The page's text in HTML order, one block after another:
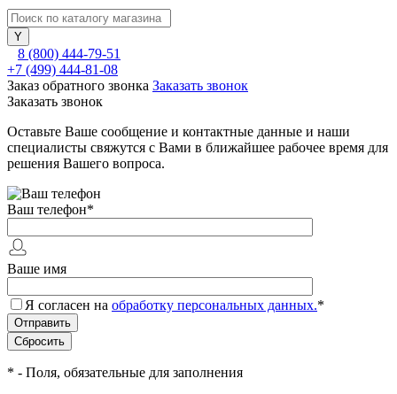
8 (800) 444-79-51
+7 (499) 444-81-08
Заказ обратного звонка Заказать звонок
Заказать звонок
Оставьте Ваше сообщение и контактные данные и наши
специалисты свяжутся с Вами в ближайшее рабочее время для
решения Вашего вопроса.
Ваш телефон*
Ваше имя
Я согласен на обработку персональных данных.*
* - Поля, обязательные для заполнения